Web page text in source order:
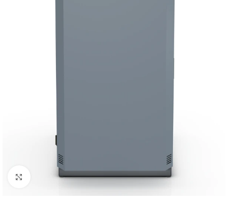
Click to enlarge